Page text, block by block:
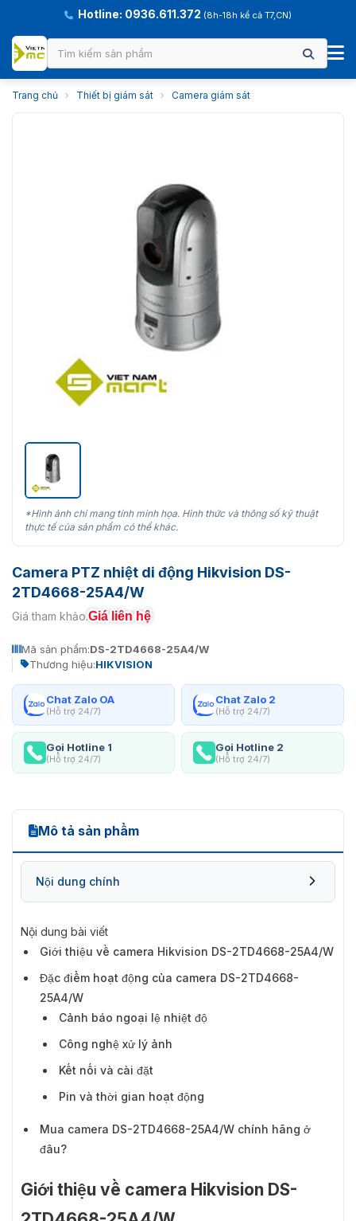
Hotline: 0936.611.372 (8h-18h kể cả T7,CN)
Trang chủ › Thiết bị giám sát › Camera giám sát
*Hình ảnh chỉ mang tính minh họa. Hình thức và thông số kỹ thuật
thực tế của sản phẩm có thể khác.
Camera PTZ nhiệt di động Hikvision DS-
2TD4668-25A4/W
Giá tham khảo:Giá liên hệ
Mã sản phẩm:DS-2TD4668-25A4/W
Thương hiệu:HIKVISION
Chat Zalo OA
(Hỗ trợ 24/7)
Chat Zalo 2
(Hỗ trợ 24/7)
Gọi Hotline 1
(Hỗ trợ 24/7)
Gọi Hotline 2
(Hỗ trợ 24/7)
Mô tả sản phẩm
Nội dung chính
2TD4668-25A4/W
Nội dung bài viết
Giới thiệu về camera Hikvision DS-2TD4668-25A4/W
Đặc điểm hoạt động của camera DS-2TD4668-
25A4/W
Cảnh báo ngoại lệ nhiệt độ
Công nghệ xử lý ảnh
Kết nối và cài đặt
Pin và thời gian hoạt động
Mua camera DS-2TD4668-25A4/W chính hãng ở
đâu?
Giới thiệu về camera Hikvision DS-